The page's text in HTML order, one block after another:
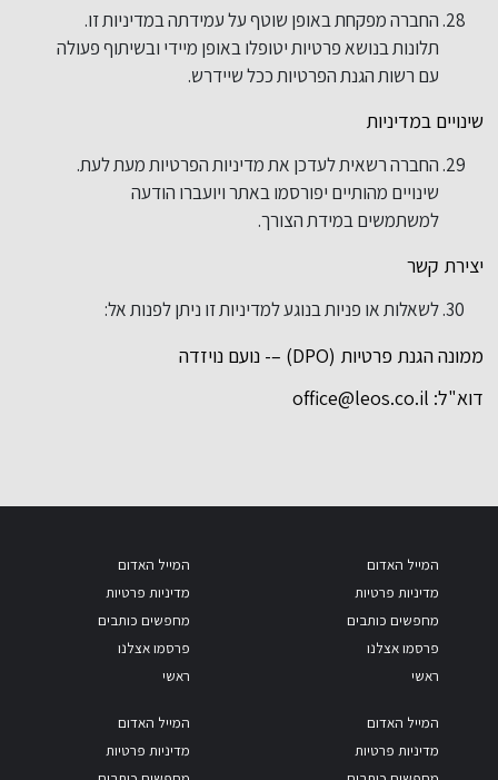
החברה מפקחת באופן שוטף על עמידתה במדיניות זו.
תלונות בנושא פרטיות יטופלו באופן מיידי ובשיתוף פעולה
עם רשות הגנת הפרטיות ככל שיידרש.
שינויים במדיניות
החברה רשאית לעדכן את מדיניות הפרטיות מעת לעת.
שינויים מהותיים יפורסמו באתר ויועברו הודעה
למשתמשים במידת הצורך.
יצירת קשר
לשאלות או פניות בנוגע למדיניות זו ניתן לפנות אל:
ממונה הגנת פרטיות (DPO) –- נועם נויזדה
דוא"ל: office@leos.co.il
המייל האדום
מדיניות פרטיות
מחפשים כותבים
פרסמו אצלנו
ראשי
המייל האדום
מדיניות פרטיות
מחפשים כותבים
פרסמו אצלנו
ראשי
המייל האדום
מדיניות פרטיות
המייל האדום
מדיניות פרטיות